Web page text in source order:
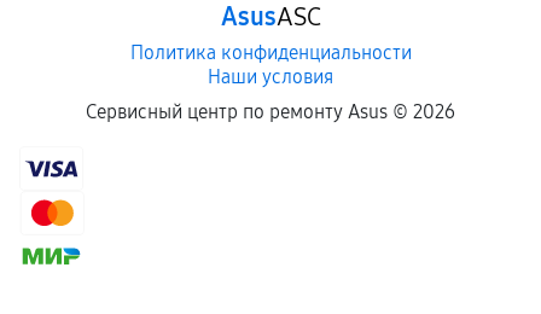
AsusASC
Политика конфиденциальности
Наши условия
Сервисный центр по ремонту Asus © 2026